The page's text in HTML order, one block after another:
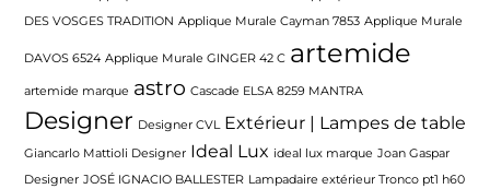
DES VOSGES TRADITION Applique Murale Cayman 7853 Applique Murale
DAVOS 6524 Applique Murale GINGER 42 C artemide
artemide marque astro Cascade ELSA 8259 MANTRA
Designer Designer CVL Extérieur | Lampes de table
Giancarlo Mattioli Designer Ideal Lux ideal lux marque Joan Gaspar
Designer JOSÉ IGNACIO BALLESTER Lampadaire extérieur Tronco pt1 h60